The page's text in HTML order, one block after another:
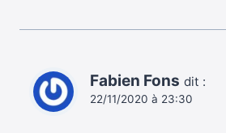
Fabien Fons dit :
22/11/2020 à 23:30